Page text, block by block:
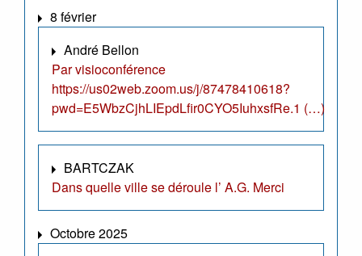
8 février
André Bellon
Par visioconférence
https://us02web.zoom.us/j/87478410618?
pwd=E5WbzCjhLIEpdLfir0CYO5IuhxsfRe.1 (…)
BARTCZAK
Dans quelle ville se déroule l’ A.G. Merci
Octobre 2025